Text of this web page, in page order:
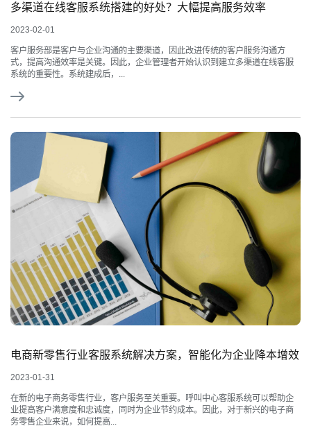
多渠道在线客服系统搭建的好处？大幅提高服务效率
2023-02-01
客户服务部是客户与企业沟通的主要渠道，因此改进传统的客户服务沟通方
式，提高沟通效率是关键。因此，企业管理者开始认识到建立多渠道在线客服
系统的重要性。系统建成后，...
电商新零售行业客服系统解决方案，智能化为企业降本增效
2023-01-31
在新的电子商务零售行业，客户服务至关重要。呼叫中心客服系统可以帮助企
业提高客户满意度和忠诚度，同时为企业节约成本。因此，对于新兴的电子商
务零售企业来说，如何提高...